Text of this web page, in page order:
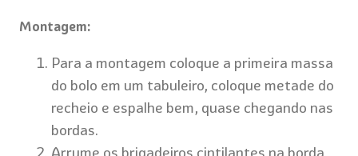
Montagem:
Para a montagem coloque a primeira massa
do bolo em um tabuleiro, coloque metade do
recheio e espalhe bem, quase chegando nas
bordas.